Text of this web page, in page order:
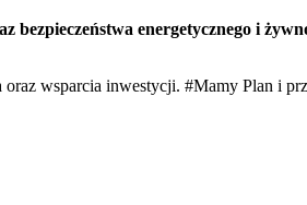
energetycznego i
wsparcia inwestycji. #Mamy Plan i